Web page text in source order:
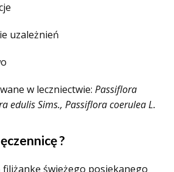
uzależnień
w leczniectwie: Passiflora
edulis Sims., Passiflora coerulea L.
?
filiżankę świeżego posiekanego